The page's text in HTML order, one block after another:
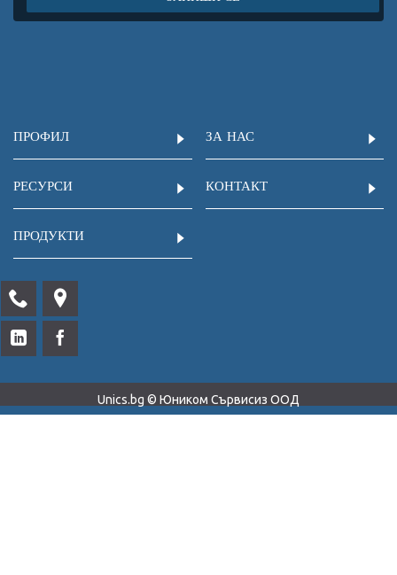
ПРОФИЛ ЗА НАС
РЕСУРСИ КОНТАКТ
ПРОДУКТИ
Unics.bg © Юником Сървисиз ООД